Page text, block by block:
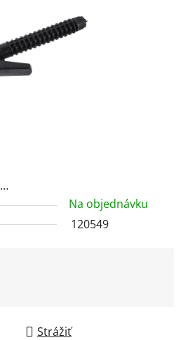
Na objednávku
120549
Strážiť